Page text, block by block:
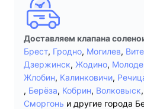
Доставляем клапана
Брест, Гродно, Могилев,
Дзержинск, Жодино,
Жлобин, Калинковичи,
, Берёза, Кобрин, Волковыск,
Сморгонь и другие города